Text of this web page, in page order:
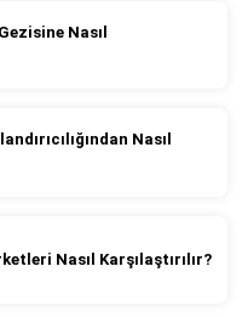
Nasıl
Nasıl
Nasıl Karşılaştırılır?